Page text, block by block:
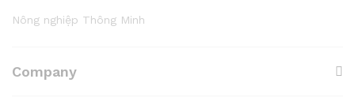
Nông nghiệp Thông Minh
Company